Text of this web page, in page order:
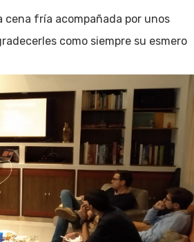
cena fría acompañada por unos
como siempre su esmero